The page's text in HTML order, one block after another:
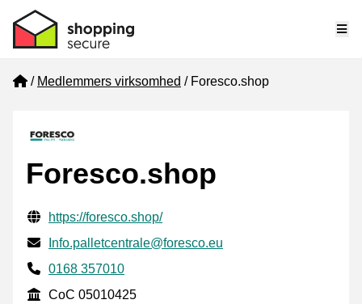
Home
Medlemmers virksomhed Foresco.shop
Foresco.shop
Verificerede kontaktoplysninger
Website URL
https://foresco.shop/
E-mail
Info.palletcentrale@foresco.eu
Phone number
0168 357010
CoC
CoC 05010425